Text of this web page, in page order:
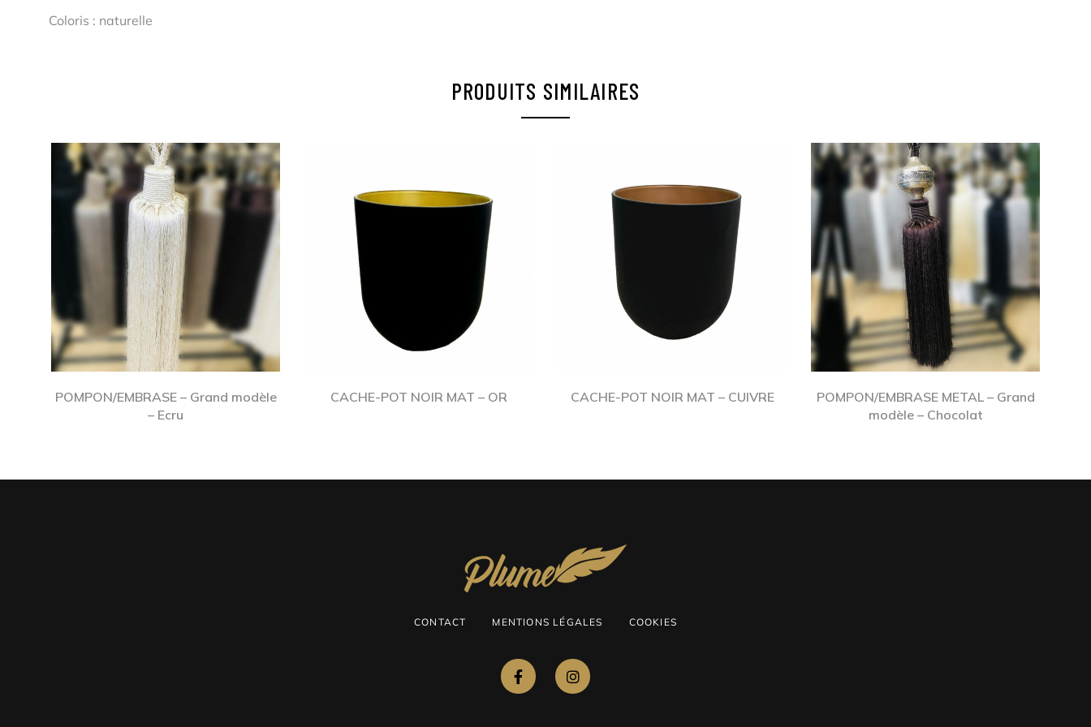
Coloris : naturelle
PRODUITS SIMILAIRES
POMPON/EMBRASE – Grand modèle
– Ecru
CACHE-POT NOIR MAT – OR CACHE-POT NOIR MAT – CUIVRE
POMPON/EMBRASE METAL – Grand
modèle – Chocolat
CONTACT MENTIONS LÉGALES COOKIES